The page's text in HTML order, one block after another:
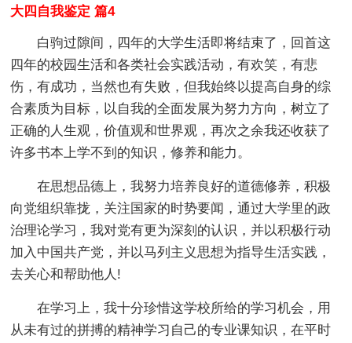
大四自我鉴定 篇4
白驹过隙间，四年的大学生活即将结束了，回首这
四年的校园生活和各类社会实践活动，有欢笑，有悲
伤，有成功，当然也有失败，但我始终以提高自身的综
合素质为目标，以自我的全面发展为努力方向，树立了
正确的人生观，价值观和世界观，再次之余我还收获了
许多书本上学不到的知识，修养和能力。
在思想品德上，我努力培养良好的道德修养，积极
向党组织靠拢，关注国家的时势要闻，通过大学里的政
治理论学习，我对党有更为深刻的认识，并以积极行动
加入中国共产党，并以马列主义思想为指导生活实践，
去关心和帮助他人!
在学习上，我十分珍惜这学校所给的学习机会，用
从未有过的拼搏的精神学习自己的专业课知识，在平时